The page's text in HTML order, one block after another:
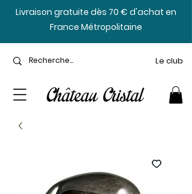
​Livraison gratuite dès 70 € d'achat en
France Métropolitaine
Le club